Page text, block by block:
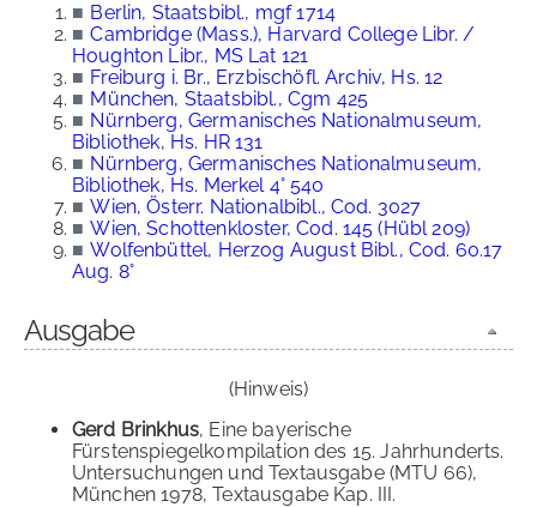
■ Berlin, Staatsbibl., mgf 1714
■ Cambridge (Mass.), Harvard College Libr. /
Houghton Libr., MS Lat 121
■ Freiburg i. Br., Erzbischöfl. Archiv, Hs. 12
■ München, Staatsbibl., Cgm 425
■ Nürnberg, Germanisches Nationalmuseum,
Bibliothek, Hs. HR 131
■ Nürnberg, Germanisches Nationalmuseum,
Bibliothek, Hs. Merkel 4° 540
■ Wien, Österr. Nationalbibl., Cod. 3027
■ Wien, Schottenkloster, Cod. 145 (Hübl 209)
■ Wolfenbüttel, Herzog August Bibl., Cod. 60.17
Aug. 8°
Ausgabe
(Hinweis)
Gerd Brinkhus, Eine bayerische
Fürstenspiegelkompilation des 15. Jahrhunderts.
Untersuchungen und Textausgabe (MTU 66),
München 1978, Textausgabe Kap. III.